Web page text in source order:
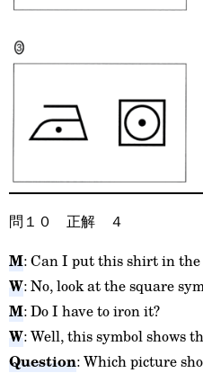
問１０ 正解 ４
M: Can I put this shirt in the
W: No, look at the square
M: Do I have to iron it?
W: Well, this symbol shows
Question: Which picture